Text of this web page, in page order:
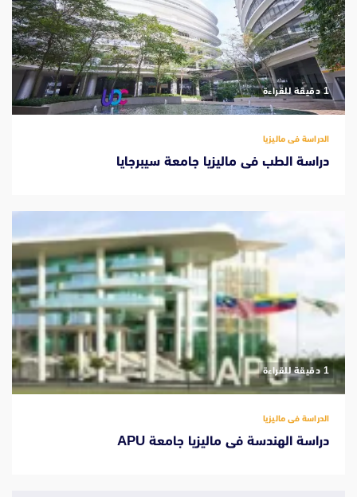
‫1 دقيقة للقراءة
الدراسة فى ماليزيا
دراسة الطب فى ماليزيا جامعة سيبرجايا
‫1 دقيقة للقراءة
الدراسة فى ماليزيا
دراسة الهندسة فى ماليزيا جامعة APU